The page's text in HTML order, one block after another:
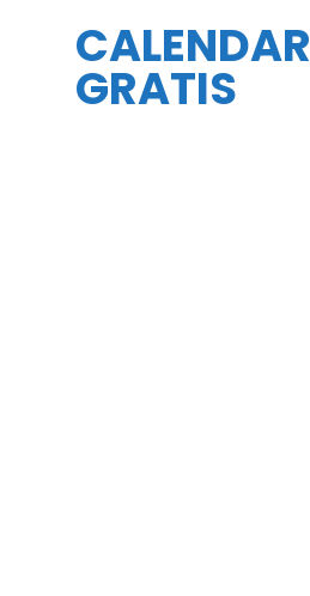
CALENDAR
GRATIS